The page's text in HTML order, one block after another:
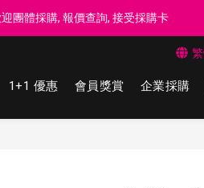
rit Campack Towel 吸汗毛巾 韓國制 送
團體採購, 報價查詢, 接受採購卡
rit Campack Towel 吸汗毛巾 韓國制
1+1 優惠 會員獎賞 企業採購